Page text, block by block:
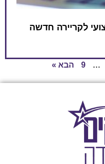
לקריירה חדשה
…
9 הבא »